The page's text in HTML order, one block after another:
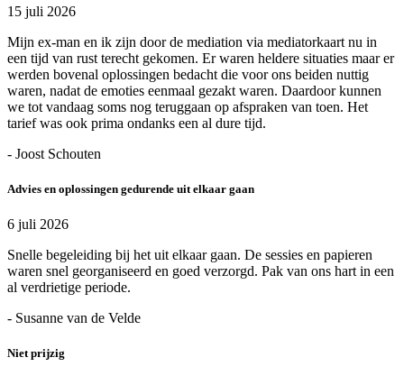
15 juli 2026
Mijn ex-man en ik zijn door de mediation via mediatorkaart nu in
een tijd van rust terecht gekomen. Er waren heldere situaties maar er
werden bovenal oplossingen bedacht die voor ons beiden nuttig
waren, nadat de emoties eenmaal gezakt waren. Daardoor kunnen
we tot vandaag soms nog teruggaan op afspraken van toen. Het
tarief was ook prima ondanks een al dure tijd.
- Joost Schouten
Advies en oplossingen gedurende uit elkaar gaan
6 juli 2026
Snelle begeleiding bij het uit elkaar gaan. De sessies en papieren
waren snel georganiseerd en goed verzorgd. Pak van ons hart in een
al verdrietige periode.
- Susanne van de Velde
Niet prijzig